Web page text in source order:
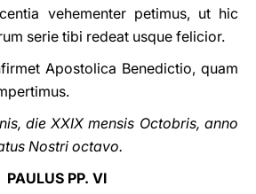
vehementer petimus, ut hic
serie tibi redeat usque felicior.
Apostolica Benedictio, quam
die XXIX mensis Octobris, anno
Nostri octavo.
PAULUS PP. VI